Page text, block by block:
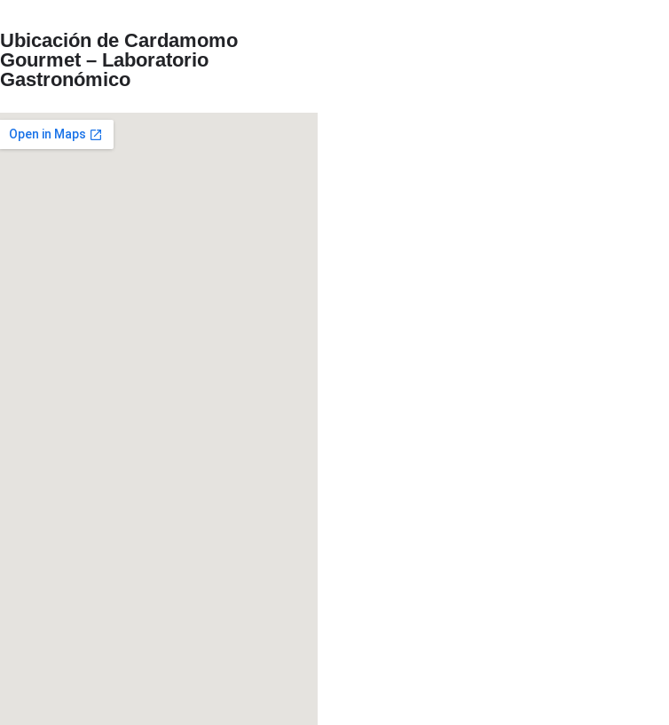
Ubicación de Cardamomo
Gourmet – Laboratorio
Gastronómico